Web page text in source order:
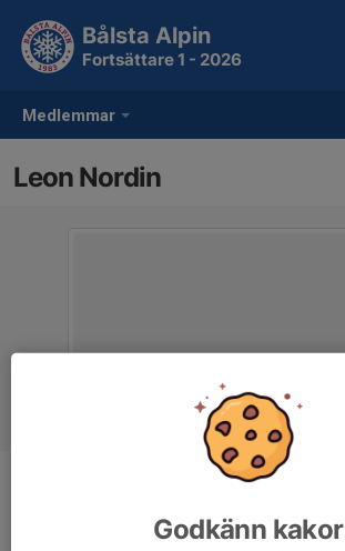
Medlemmar
Bålsta Alpin
Fortsättare 1 - 2026
Leon Nordin
Godkänn kakor